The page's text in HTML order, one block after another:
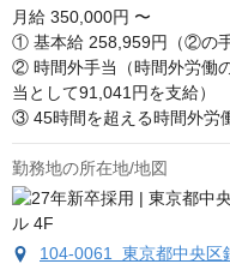
月給 350,000円 〜
① 基本給 258,959円（②の
② 時間外手当（時間外労働
当として91,041円を支給）
③ 45時間を超える時間外労
勤務地の所在地/地図
104-0061 東京都中央区